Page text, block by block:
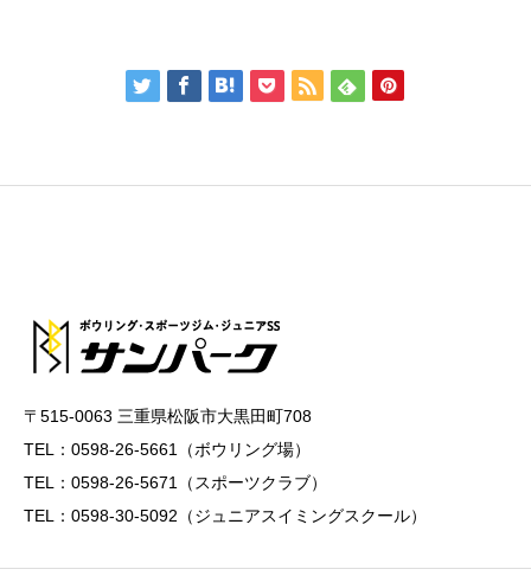
〒515-0063 三重県松阪市大黒田町708
TEL：0598-26-5661（ボウリング場）
TEL：0598-26-5671（スポーツクラブ）
TEL：0598-30-5092（ジュニアスイミングスクール）